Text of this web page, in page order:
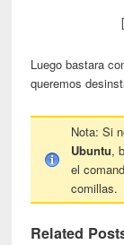
Luego bastara
queremos
Nota: Si
Ubuntu,
el
comillas.
Related